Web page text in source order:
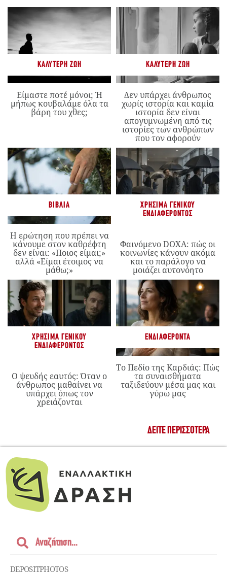
ΚΑΛΎΤΕΡΗ ΖΩΉ
Είμαστε ποτέ μόνοι; Ή
μήπως κουβαλάμε όλα τα
βάρη του χθες;
ΚΑΛΎΤΕΡΗ ΖΩΉ
Δεν υπάρχει άνθρωπος
χωρίς ιστορία και καμία
ιστορία δεν είναι
απογυμνωμένη από τις
ιστορίες των ανθρώπων
που τον αφορούν
ΒΙΒΛΊΑ
Η ερώτηση που πρέπει να
κάνουμε στον καθρέφτη
δεν είναι: «Ποιος είμαι;»
αλλά «Είμαι έτοιμος να
μάθω;»
ΧΡΉΣΙΜΑ ΓΕΝΙΚΟΎ
ΕΝΔΙΑΦΈΡΟΝΤΟΣ
Φαινόμενο DOXA: πώς οι
κοινωνίες κάνουν ακόμα
και το παράλογο να
μοιάζει αυτονόητο
ΧΡΉΣΙΜΑ ΓΕΝΙΚΟΎ
ΕΝΔΙΑΦΈΡΟΝΤΟΣ
Ο ψευδής εαυτός: Όταν ο
άνθρωπος μαθαίνει να
υπάρχει όπως τον
χρειάζονται
ΕΝΔΙΑΦΈΡΟΝΤΑ
Το Πεδίο της Καρδιάς: Πώς
τα συναισθήματα
ταξιδεύουν μέσα μας και
γύρω μας
ΔΕΊΤΕ ΠΕΡΙΣΣΌΤΕΡΑ
DEPOSITPHOTOS